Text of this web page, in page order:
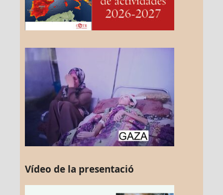
Vídeo de la presentació